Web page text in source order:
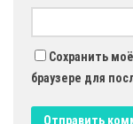
Сохранить
браузере для